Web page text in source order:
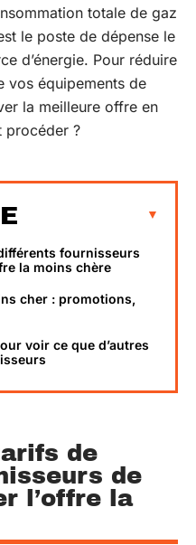
totale de gaz
le poste de dépense le
d’énergie. Pour réduire
vos équipements de
la meilleure offre en
procéder ?
fournisseurs
la moins chère
cher : promotions,
voir ce que d’autres
de
de
l’offre la